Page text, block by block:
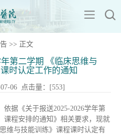
>> 正文
第二学期 《临床思维与
时认定工作的通知
06 点击量：[553]
据《关于报送2025-2026学年第
课程安排的通知》相关要求，现就
维与技能训练》课程课时认定有